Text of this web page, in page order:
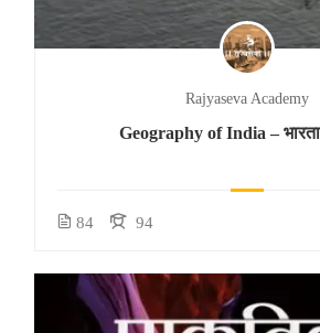
Rajyaseva Academy
Geography of India –
84 94